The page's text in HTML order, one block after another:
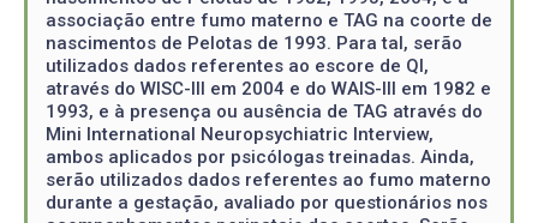
associação entre fumo materno e TAG na coorte de
nascimentos de Pelotas de 1993. Para tal, serão
utilizados dados referentes ao escore de QI,
através do WISC-III em 2004 e do WAIS-III em 1982 e
1993, e à presença ou ausência de TAG através do
Mini International Neuropsychiatric Interview,
ambos aplicados por psicólogas treinadas. Ainda,
serão utilizados dados referentes ao fumo materno
durante a gestação, avaliado por questionários nos